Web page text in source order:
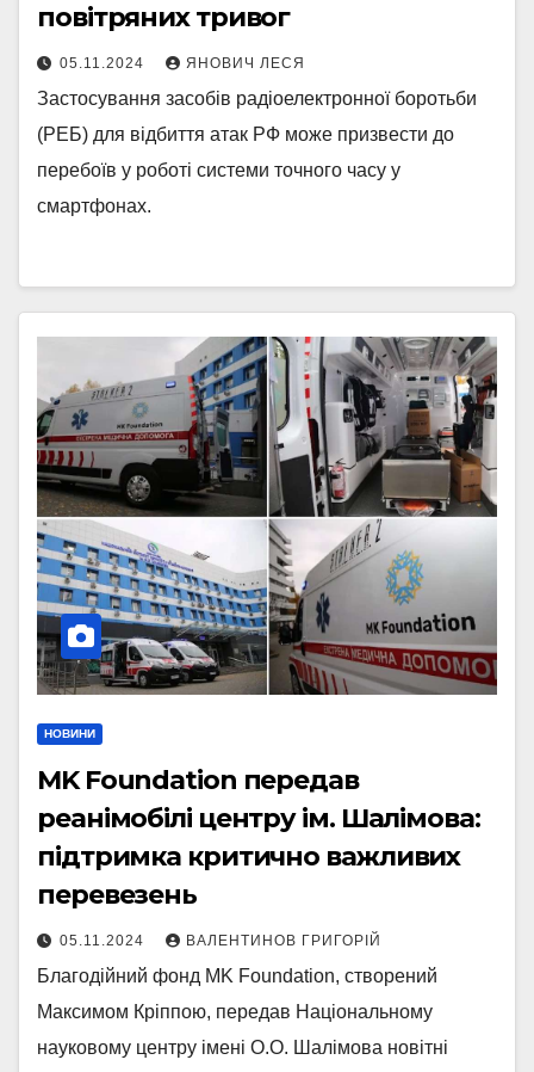
повітряних тривог
05.11.2024 ЯНОВИЧ ЛЕСЯ
Застосування засобів радіоелектронної боротьби
(РЕБ) для відбиття атак РФ може призвести до
перебоїв у роботі системи точного часу у
смартфонах.
НОВИНИ
MK Foundation передав
реанімобілі центру ім. Шалімова:
підтримка критично важливих
перевезень
05.11.2024 ВАЛЕНТИНОВ ГРИГОРІЙ
Благодійний фонд MK Foundation, створений
Максимом Кріппою, передав Національному
науковому центру імені О.О. Шалімова новітні